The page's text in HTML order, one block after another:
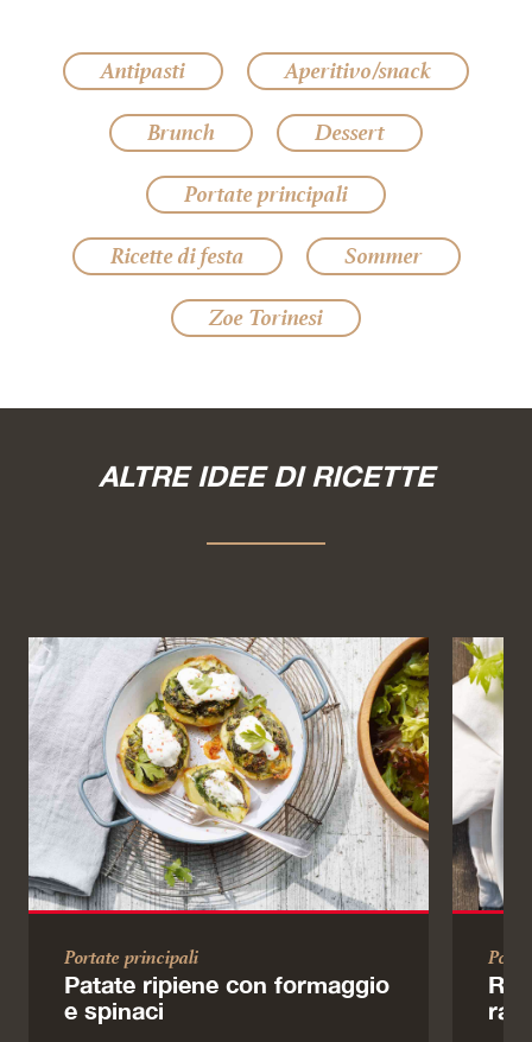
Antipasti
Aperitivo/snack
Brunch
Dessert
Portate principali
Ricette di festa
Sommer
Zoe Torinesi
ALTRE IDEE DI RICETTE
Portate principali
Patate ripiene con formaggio
e spinaci